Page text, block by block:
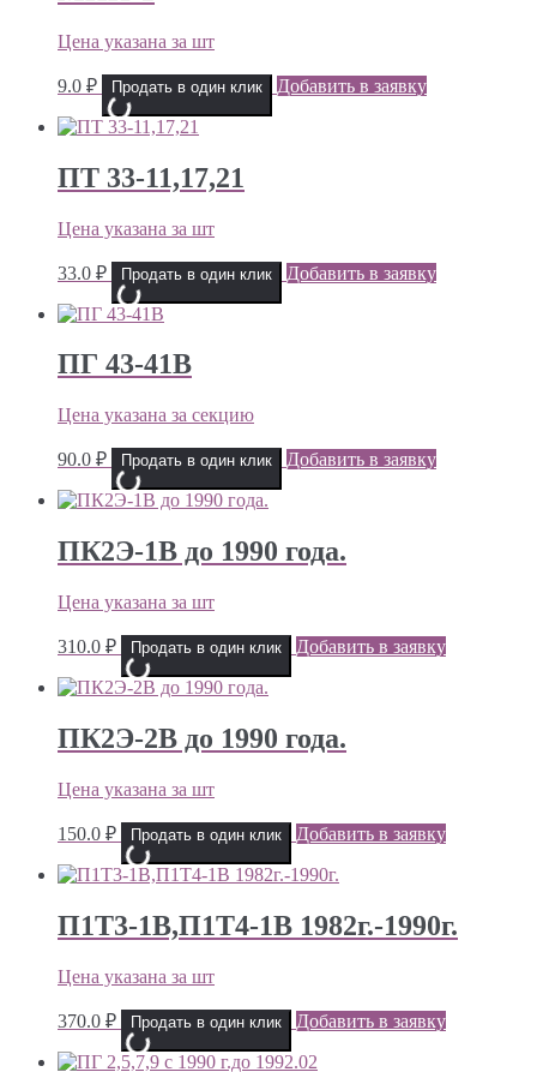
Цена указана за шт
9.0 ₽ Продать в один клик Добавить в заявку
ПТ 33-11,17,21
Цена указана за шт
33.0 ₽ Продать в один клик Добавить в заявку
ПГ 43-41В
Цена указана за секцию
90.0 ₽ Продать в один клик Добавить в заявку
ПК2Э-1В до 1990 года.
Цена указана за шт
310.0 ₽ Продать в один клик Добавить в заявку
ПК2Э-2В до 1990 года.
Цена указана за шт
150.0 ₽ Продать в один клик Добавить в заявку
П1Т3-1В,П1Т4-1В 1982г.-1990г.
Цена указана за шт
370.0 ₽ Продать в один клик Добавить в заявку